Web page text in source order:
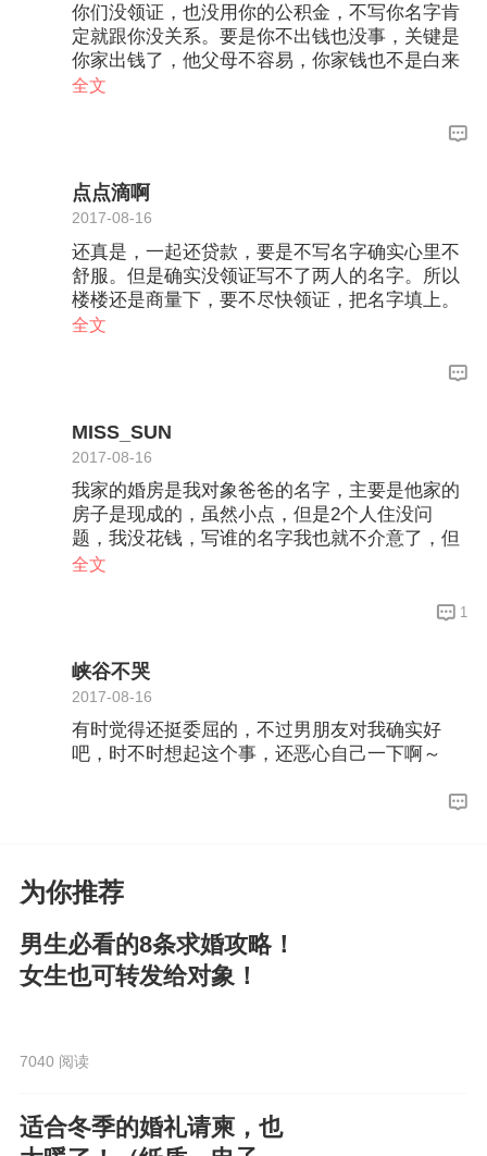
你们没领证，也没用你的公积金，不写你名字肯
定就跟你没关系。要是你不出钱也没事，关键是
你家出钱了，他父母不容易，你家钱也不是白来
的。我觉得还是领证把名字加上，毕竟出钱了，
全文
点点滴啊
2017-08-16
还真是，一起还贷款，要是不写名字确实心里不
舒服。但是确实没领证写不了两人的名字。所以
楼楼还是商量下，要不尽快领证，把名字填上。
至于婆婆，我觉得这么一闹，确实心里谁都不痛
全文
MISS_SUN
2017-08-16
我家的婚房是我对象爸爸的名字，主要是他家的
房子是现成的，虽然小点，但是2个人住没问
题，我没花钱，写谁的名字我也就不介意了，但
是你这种情况，实在不行就等领证了后把自己的
全文
1
峡谷不哭
2017-08-16
有时觉得还挺委屈的，不过男朋友对我确实好
吧，时不时想起这个事，还恶心自己一下啊～
为你推荐
男生必看的8条求婚攻略！
女生也可转发给对象！
7040 阅读
适合冬季的婚礼请柬，也